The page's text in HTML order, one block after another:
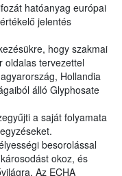
hatóanyag európai
jelentés
hogy szakmai
oldalas tervezettel
Hollandia
álló Glyphosate
a saját folyamata
besorolással
okoz, és
Az ECHA